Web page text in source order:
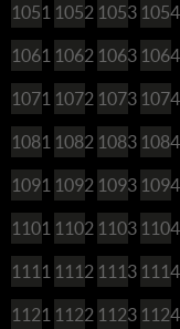
1051 1052 1053 1054
1061 1062 1063 1064
1071 1072 1073 1074
1081 1082 1083 1084
1091 1092 1093 1094
1101 1102 1103 1104
1111 1112 1113 1114
1121 1122 1123 1124